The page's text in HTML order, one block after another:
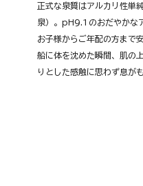
正式な泉質はアルカリ性単
泉）。pH9.1のおだやかな
お子様からご年配の方まで
船に体を沈めた瞬間、肌の
りとした感触に思わず息が